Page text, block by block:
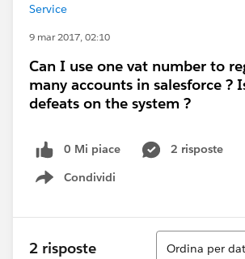
Service
9 mar 2017, 02:10
Can I use one vat number to
many accounts in salesforce ?
defeats on the system ?
0 Mi piace
2 risposte
Condividi
Show menu
2 risposte
Ordina
Ordina per